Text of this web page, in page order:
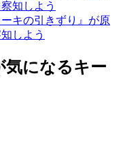
キの引きずり』が原
しよう
気になるキー